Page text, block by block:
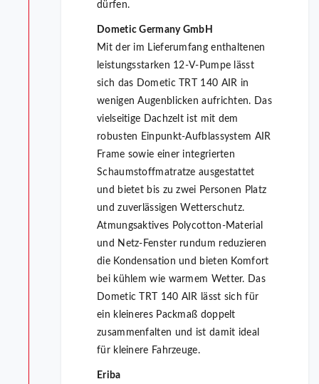
dürfen.
Dometic Germany GmbH
Mit der im Lieferumfang enthaltenen
leistungsstarken 12-V-Pumpe lässt
sich das Dometic TRT 140 AIR in
wenigen Augenblicken aufrichten. Das
vielseitige Dachzelt ist mit dem
robusten Einpunkt-Aufblassystem AIR
Frame sowie einer integrierten
Schaumstoffmatratze ausgestattet
und bietet bis zu zwei Personen Platz
und zuverlässigen Wetterschutz.
Atmungsaktives Polycotton-Material
und Netz-Fenster rundum reduzieren
die Kondensation und bieten Komfort
bei kühlem wie warmem Wetter. Das
Dometic TRT 140 AIR lässt sich für
ein kleineres Packmaß doppelt
zusammenfalten und ist damit ideal
für kleinere Fahrzeuge.
Eriba